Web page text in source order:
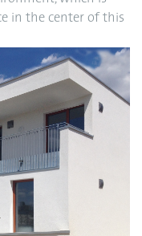
in the center of this